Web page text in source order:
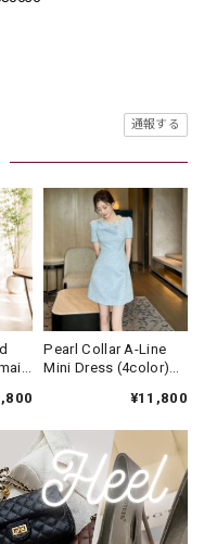
通報する
Pearl Collar A-Line
Mini Dress (4color)
¥11,800